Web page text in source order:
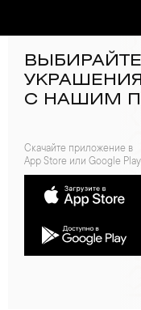
С НАШИМ
Скачайте приложение в
App Store или Google